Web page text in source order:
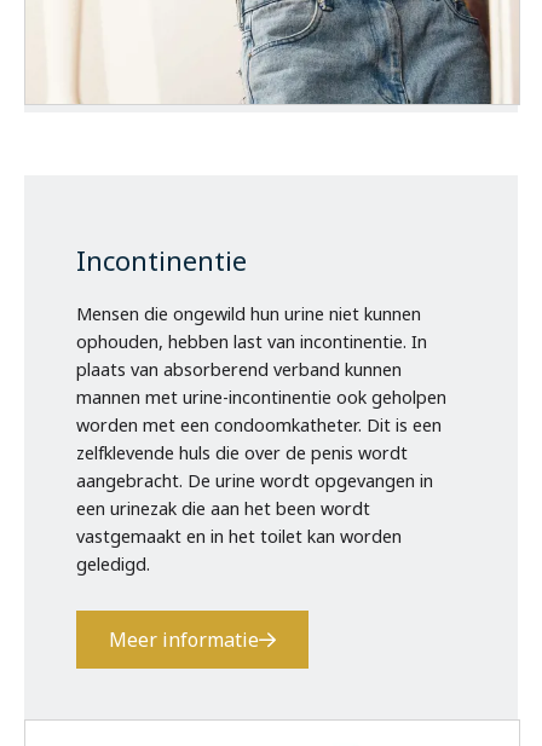
Maak een afspraak
Onderhoud & herstelling
FAQ
Extranet
Incontinentie
Mensen die ongewild hun urine niet kunnen
ophouden, hebben last van incontinentie. In
plaats van absorberend verband kunnen
mannen met urine-incontinentie ook geholpen
worden met een condoomkatheter. Dit is een
zelfklevende huls die over de penis wordt
aangebracht. De urine wordt opgevangen in
een urinezak die aan het been wordt
vastgemaakt en in het toilet kan worden
geledigd.
Meer informatie